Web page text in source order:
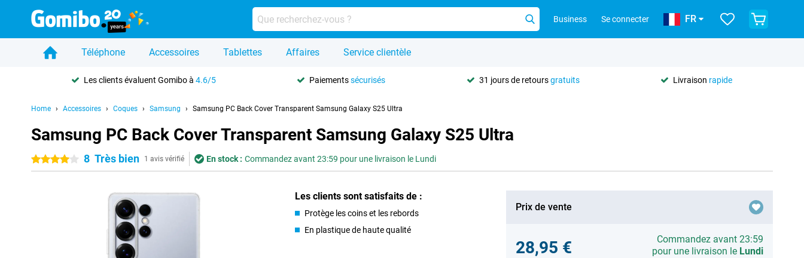
Business Se connecter FR
Téléphone Accessoires Tablettes Affaires Service clientèle
Les clients évaluent Gomibo à4.6/5 Paiementssécurisés 31 jours de retoursgratuits Livraison rapide
Home Accessoires Coques Samsung Samsung PC Back Cover Transparent Samsung Galaxy S25 Ultra
Samsung PC Back Cover Transparent Samsung Galaxy S25 Ultra
4 étoiles8 Très bien 1 avis vérifié En stock : Commandez avant 23:59 pour une livraison le Lundi
Les clients sont satisfaits de :
Protège les coins et les rebords
En plastique de haute qualité
Prix de vente
28,95 €
Commandez avant 23:59
pour une livraison le Lundi